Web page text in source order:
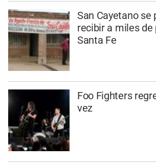
San Cayetano se
recibir a miles de
Santa Fe
Foo Fighters
vez